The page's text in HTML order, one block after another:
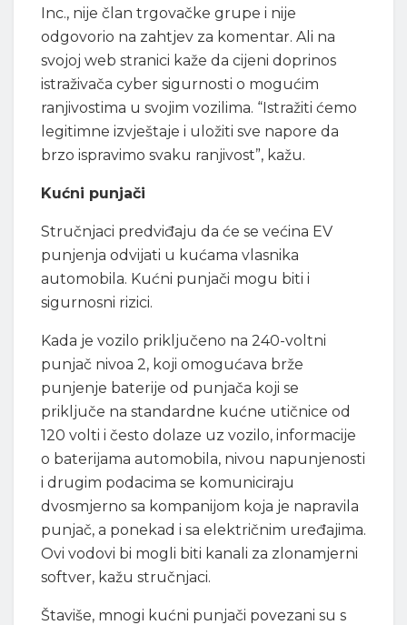
Inc., nije član trgovačke grupe i nije
odgovorio na zahtjev za komentar. Ali na
svojoj web stranici kaže da cijeni doprinos
istraživača cyber sigurnosti o mogućim
ranjivostima u svojim vozilima. “Istražiti ćemo
legitimne izvještaje i uložiti sve napore da
brzo ispravimo svaku ranjivost”, kažu.
Kućni punjači
Stručnjaci predviđaju da će se većina EV
punjenja odvijati u kućama vlasnika
automobila. Kućni punjači mogu biti i
sigurnosni rizici.
Kada je vozilo priključeno na 240-voltni
punjač nivoa 2, koji omogućava brže
punjenje baterije od punjača koji se
priključe na standardne kućne utičnice od
120 volti i često dolaze uz vozilo, informacije
o baterijama automobila, nivou napunjenosti
i drugim podacima se komuniciraju
dvosmjerno sa kompanijom koja je napravila
punjač, a ponekad i sa električnim uređajima.
Ovi vodovi bi mogli biti kanali za zlonamjerni
softver, kažu stručnjaci.
Štaviše, mnogi kućni punjači povezani su s